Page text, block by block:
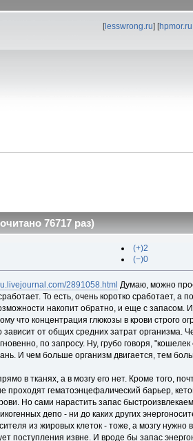
[lesswrong.ru] [
76717 раз)
(+)2
(−)0
2891058.html Думаю, можно
То есть, очень коротко сработает, а
накопит обратно, и еще с запасом.
что концентрация глюкозы в крови строго
от общих средних затрат организма.
по запросу. Ну, грубо говоря,
И чем больше организм двигается, тем
в тканях, а в мозгу его нет. Кроме того,
проходят гематоэнцефалический барьер,
Но сами нарастить запас
депо - ни до каких других
из жировых клеток - тоже, а мозгу
поступления извне. И вроде бы запас